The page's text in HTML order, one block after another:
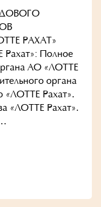
РАХАТ»
Рахат»: Полное
АО «ЛОТТЕ
органа
«ЛОТТЕ Рахат».
«ЛОТТЕ Рахат».